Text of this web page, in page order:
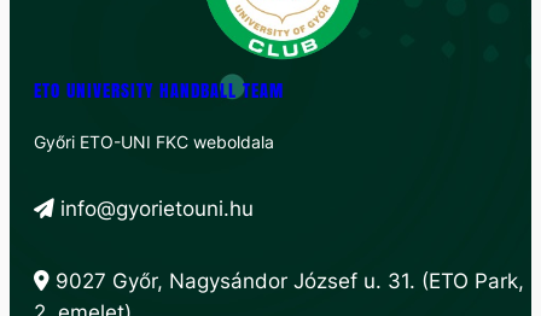
ETO UNIVERSITY HANDBALL TEAM
Győri ETO-UNI FKC weboldala
info@gyorietouni.hu
9027 Győr, Nagysándor József u. 31. (ETO Park,